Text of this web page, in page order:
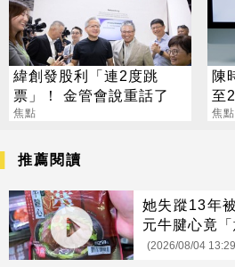
緯創發股利「連2度跳
票」！ 金管會說重話了
焦點
陳
至
口
焦點
推薦閱讀
她失蹤13年
元牛腱心竟「
(2026/08/04